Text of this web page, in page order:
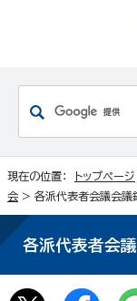
現在の位置： トップページ
会 > 各派代表者会議会議
各派代表者会